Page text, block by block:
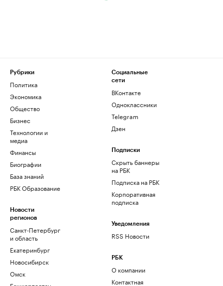
Рубрики
Политика
Экономика
Общество
Бизнес
Технологии и
медиа
Финансы
Биографии
База знаний
РБК Образование
Новости
регионов
Санкт-Петербург
и область
Екатеринбург
Новосибирск
Омск
Социальные
сети
ВКонтакте
Одноклассники
Telegram
Дзен
Подписки
Скрыть баннеры
на РБК
Подписка на РБК
Корпоративная
подписка
Уведомления
RSS Новости
РБК
О компании
Контактная